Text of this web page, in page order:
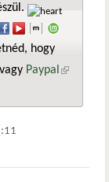
hogy
hivatkozás)
Paypal